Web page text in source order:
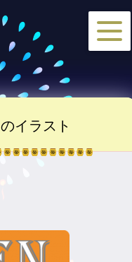
のイラスト